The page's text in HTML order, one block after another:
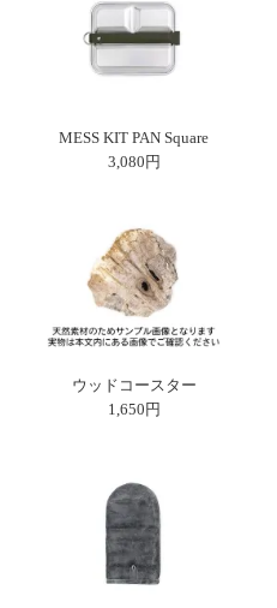
MESS KIT PAN Square
3,080円
ウッドコースター
1,650円